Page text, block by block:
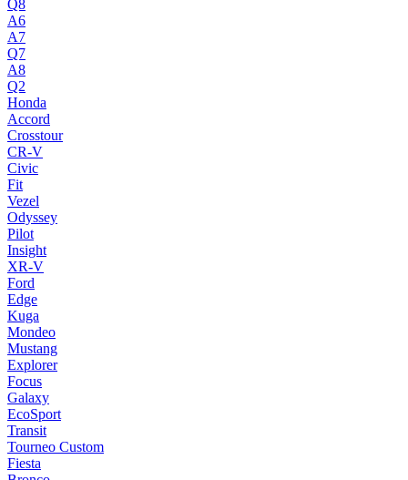
Q8
A6
A7
Q7
A8
Q2
Honda
Accord
Crosstour
CR-V
Civic
Fit
Vezel
Odyssey
Pilot
Insight
XR-V
Ford
Edge
Kuga
Mondeo
Mustang
Explorer
Focus
Galaxy
EcoSport
Transit
Tourneo Custom
Fiesta